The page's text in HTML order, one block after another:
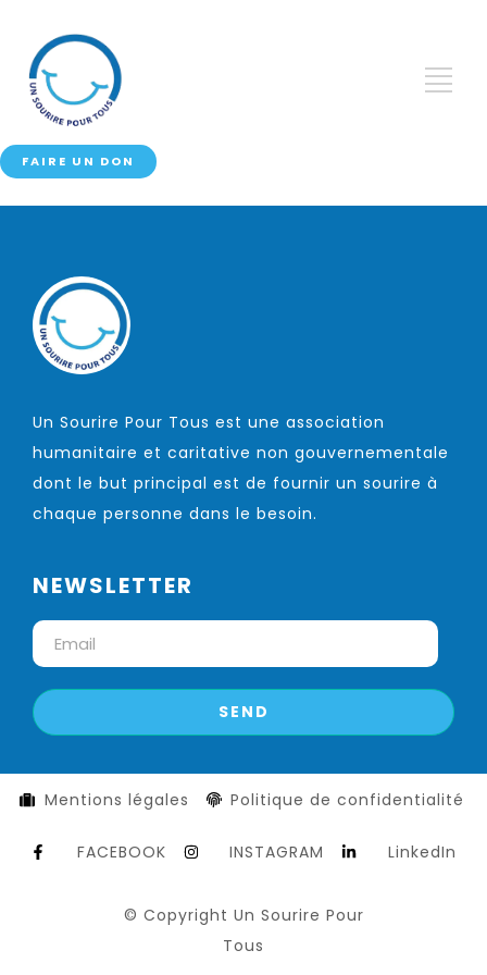
FAIRE UN DON
Un Sourire Pour Tous est une association
humanitaire et caritative non gouvernementale
dont le but principal est de fournir un sourire à
chaque personne dans le besoin.
NEWSLETTER
Mentions légales Politique de confidentialité
FACEBOOK INSTAGRAM LinkedIn
© Copyright Un Sourire Pour
Tous​